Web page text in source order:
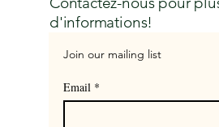
d'informations!
Join our mailing list
Email *